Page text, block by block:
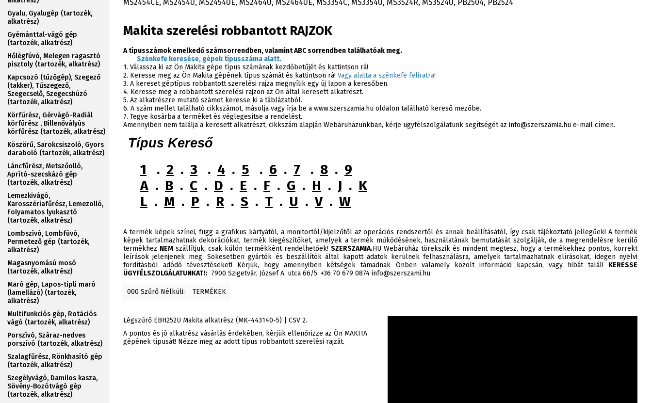
Gyalu, Gyalugép (tartozék,
alkatrész)
Gyémánttal-vágó gép
(tartozék, alkatrész)
Hőlégfúvó, Melegen ragasztó
pisztoly (tartozék, alkatrész)
Kapcsozó (tűzőgép), Szegező
(takker), Tűszegező,
Szegecselő, Szegecshúzó
(tartozék, alkatrész)
Körfűrész, Gérvágó-Radiál
körfűrész , Billenővályús
körfűrész (tartozék, alkatrész)
Köszörű, Sarokcsiszoló, Gyors
daraboló (tartozék, alkatrész)
Láncfűrész, Metszőolló,
Aprító-szecskázó gép
(tartozék, alkatrész)
Lemezkivágó,
Karosszériafűrész, Lemezolló,
Folyamatos lyukasztó
(tartozék, alkatrész)
Lombszívó, Lombfúvó,
Permetező gép (tartozék,
alkatrész)
Magasnyomású mosó
(tartozék, alkatrész)
Maró gép, Lapos-tipli maró
(lamellázó) (tartozék,
alkatrész)
Multifunkciós gép, Rotációs
vágó (tartozék, alkatrész)
Porszívó, Száraz-nedves
porszívó (tartozék, alkatrész)
Szalagfűrész, Rönkhasító gép
(tartozék, alkatrész)
Szegélyvágó, Damilos kasza,
Sövény-Bozótvágó gép
(tartozék, alkatrész)
MS2454CE, MS2454U, MS2454UE, MS2464U, MS2464UE, MS3354C, MS3354U, MS3524R, MS3524U, PB2504, PB2524
Makita szerelési robbantott RAJZOK
A típusszámok emelkedő számsorrendben, valamint ABC sorrendben találhatóak meg.
Szénkefe keresése, gépek típusszáma alatt.
1. Válassza ki az Ön Makita gépe típus számának kezdőbetűjét és kattintson rá!
2. Keresse meg az Ön Makita gépének típus számát és kattintson rá! Vagy alatta a szénkefe feliratra!
3. A kereset géptípus robbantott szerelési rajza megnyílik egy új lapon a keresőben.
4. Keresse meg a robbantott szerelési rajzon az Ön által keresett alkatrészt.
5. Az alkatrészre mutató számot keresse ki a táblázatból.
6. A szám mellet található cikkszámot, másolja vagy írja be a www.szerszamia.hu oldalon található kereső mezőbe.
7. Tegye kosárba a terméket és véglegesítse a rendelést.
Amennyiben nem találja a keresett alkatrészt, cikkszám alapján Webáruházunkban, kérje ügyfélszolgálatunk segítségét az info@szerszamia.hu e-mail címen.
Típus Kereső
1 . 2 . 3 . 4 . 5 . 6 . 7 . 8 . 9
A . B . C . D . E . F . G . H . J . K
L . M . P . R . S . T . U .V. W
A termék képek színei, függ a grafikus kártyától, a monitortól/kijelzőtől az operációs rendszertől és annak beállításától, így csak tájékoztató jellegűek! A termék
képek tartalmazhatnak dekorációkat, termék kiegészítőket, amelyek a termék működésének, használatának bemutatását szolgálják, de a megrendelésre kerülő
termékhez NEM szállítjuk, csak külön termékként rendelhetőek! SZERSZAMIA.HU Webáruház törekszik és mindent megtesz, hogy a termékekhez pontos, korrekt
leírások jelenjenek meg. Sokesetben gyártók és beszállítók által kapott adatok kerülnek felhasználásra, amelyek tartalmazhatnak elírásokat, idegen nyelvi
fordításból adódó tévesztéseket! Kérjük, hogy amennyiben kétségek támadnak Önben valamely közölt információ kapcsán, vagy hibát talál! KERESSE
ÜGYFÉLSZOLGÁLATUNKAT!: 7900 Szigetvár, József A. utca 66/5. +36 70 679 0874 info@szerszami.hu
000 Szűrő Nélküli: TERMÉKEK
Légszűrő EBH252U Makita alkatrész (MK-443140-5) | CSV 2.
A pontos és jó alkatrész vásárlás érdekében, kérjük ellenőrizze az Ön MAKITA
gépének típusát! Nézze meg az adott típus robbantott szerelési rajzát.